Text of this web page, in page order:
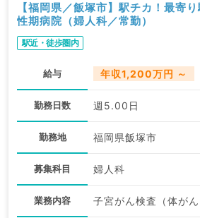
【福岡県／飯塚市】駅チカ！最寄
性期病院（婦人科／常勤）
駅近・徒歩圏内
給与 年収1,200万円 ～
勤務日数 週5.00日
勤務地 福岡県飯塚市
募集科目 婦人科
業務内容